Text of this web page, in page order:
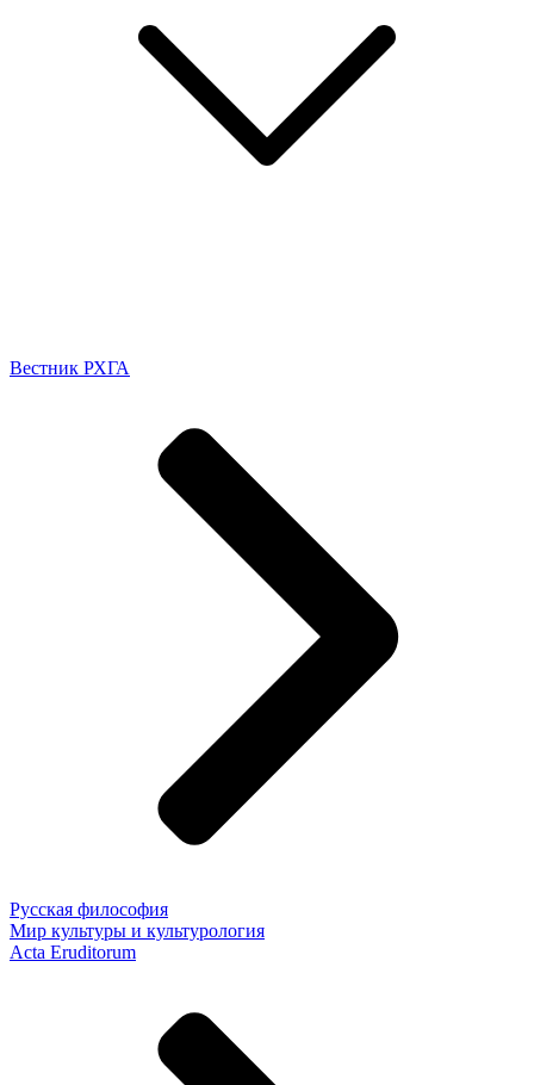
Вестник РХГА
Русская философия
Мир культуры и культурология
Acta Eruditorum